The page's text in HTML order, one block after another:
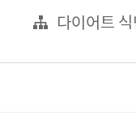
다이어트